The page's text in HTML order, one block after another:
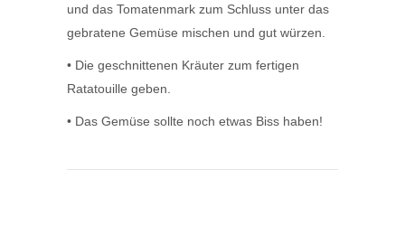
und das Tomatenmark zum Schluss unter das
gebratene Gemüse mischen und gut würzen.
• Die geschnittenen Kräuter zum fertigen
Ratatouille geben.
• Das Gemüse sollte noch etwas Biss haben!